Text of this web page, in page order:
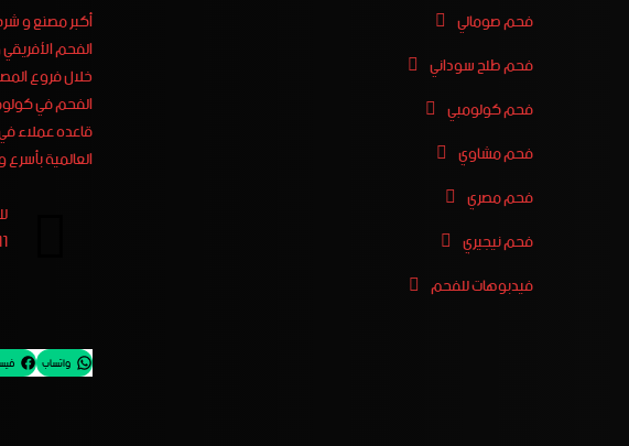
فحم صومالي
فحم طلح سوداني
فحم كولومبي
فحم مشاوي
فحم مصري
فحم نيجيري
فيدبوهات للفحم
أكبر مصنع و
الفحم
خلال فروع
قاعده عملاء
العالمية
واتساب